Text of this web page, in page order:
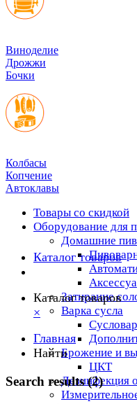
Виноделие
Дрожжи
Бочки
Колбасы
Копчение
Автоклавы
Товары со скидкой
Оборудование для
Домашние
Затирание
Варка сусла
Брожение и
ЦКТ
Дезинфекция
Каталог товаров
Каталог товаров
×
Главная
Найти
Search results (2)